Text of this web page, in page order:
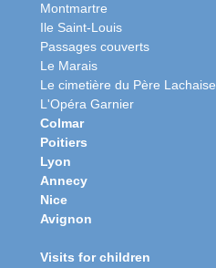
Montmartre
Ile Saint-Louis
Passages couverts
Le Marais
Le cimetière du Père Lachaise
L'Opéra Garnier
Colmar
Poitiers
Lyon
Annecy
Nice
Avignon
Visits for children